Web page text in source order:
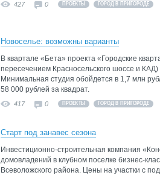
427 0 ПРОЕКТЫ ГОРОД В ПРИГОРОДЕ
Новоселье: возможны варианты
В квартале «Бета» проекта «Городские
пересечением Красносельского шоссе и
Минимальная студия обойдется в 1,7 млн
58 000 рублей за квадрат.
417 0 ПРОЕКТЫ ГОРОД В ПРИГОРОДЕ
Старт под занавес сезона
Инвестиционно-строительная компания
домовладений в клубном поселке бизнес-
Всеволожского района. Цены на участки с